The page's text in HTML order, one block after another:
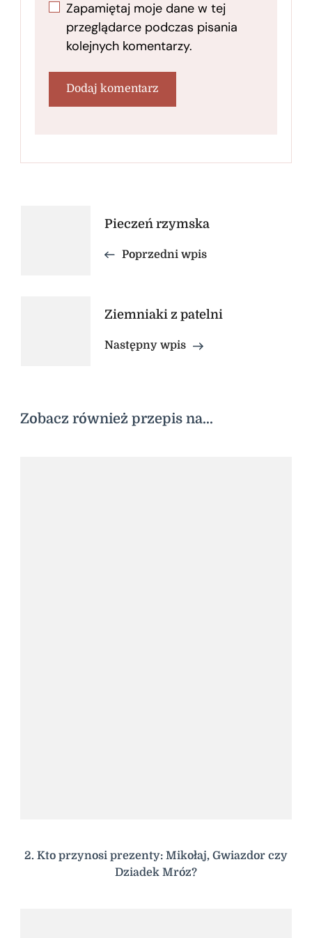
Zapamiętaj moje dane w tej
przeglądarce podczas pisania
kolejnych komentarzy.
NawigacjaPieczeń rzymska
Poprzedni wpis
Ziemniaki z patelni
Następny wpis
Zobacz również przepis na...
2. Kto przynosi prezenty: Mikołaj, Gwiazdor czy
Dziadek Mróz?